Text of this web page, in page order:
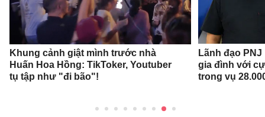
Khung cảnh giật mình trước nhà
Huấn Hoa Hồng: TikToker, Youtuber
tụ tập như "đi bão"!
Lãnh đạo
gia đình với
trong vụ